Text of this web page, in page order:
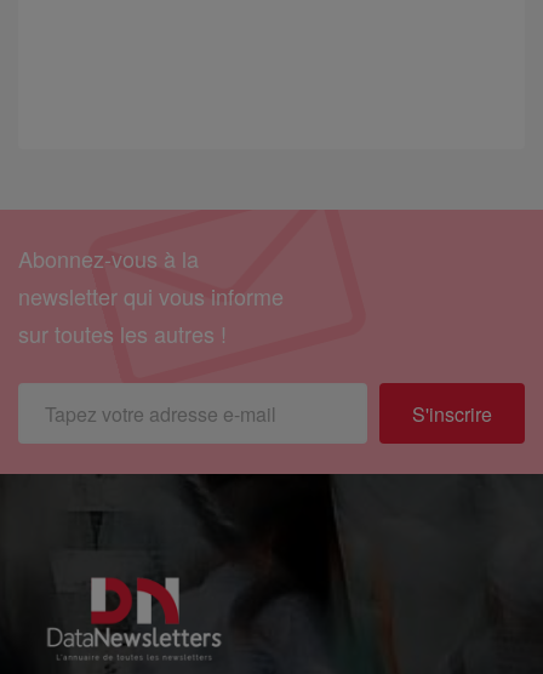
Abonnez-vous à la
newsletter qui vous informe
sur toutes les autres !
S'inscrire